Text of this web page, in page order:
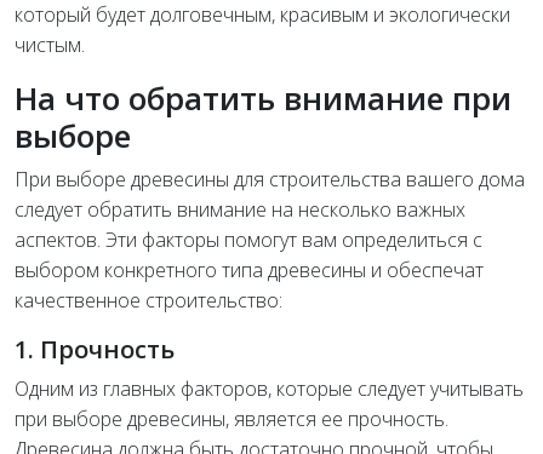
который будет долговечным, красивым и экологически
чистым.
На что обратить внимание при
выборе
При выборе древесины для строительства вашего дома
следует обратить внимание на несколько важных
аспектов. Эти факторы помогут вам определиться с
выбором конкретного типа древесины и обеспечат
качественное строительство:
1. Прочность
Одним из главных факторов, которые следует учитывать
при выборе древесины, является ее прочность.